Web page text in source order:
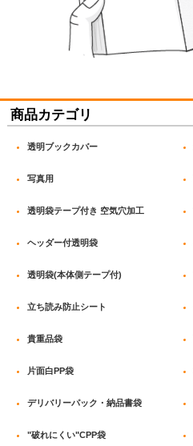
商品カテゴリ
透明ブックカバー
写真用
透明袋テープ付き 空気穴加工
ヘッダー付透明袋
透明袋(本体側テープ付)
立ち読み防止シート
貴重品袋
片面白PP袋
デリバリーパック・納品書袋
"破れにくい"CPP袋